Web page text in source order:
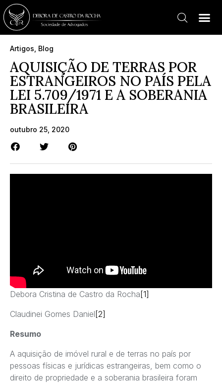
Artigos Blog
AQUISIÇÃO DE TERRAS POR
ESTRANGEIROS NO PAÍS PELA
LEI 5.709/1971 E A SOBERANIA
BRASILEIRA
outubro 25, 2020
Debora Cristina de Castro da Rocha[1]
Claudinei Gomes Daniel[2]
Resumo
A aquisição de imóvel rural e de terras no país por
pessoas físicas e jurídicas estrangeiras, bem como o
direito de propriedade e a soberania brasileira foram